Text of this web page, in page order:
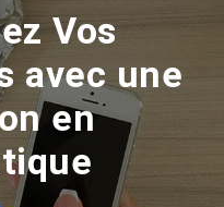
Vos
avec une
en